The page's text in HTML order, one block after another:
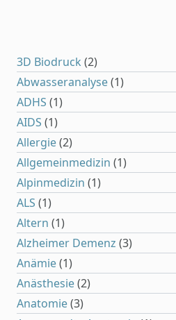
3D Biodruck (2)
Abwasseranalyse(1)
ADHS (1)
AIDS (1)
Allergie(2)
Allgemeinmedizin (1)
Alpinmedizin (1)
ALS (1)
Altern (1)
Alzheimer Demenz (3)
Anämie(1)
Anästhesie(2)
Anatomie(3)